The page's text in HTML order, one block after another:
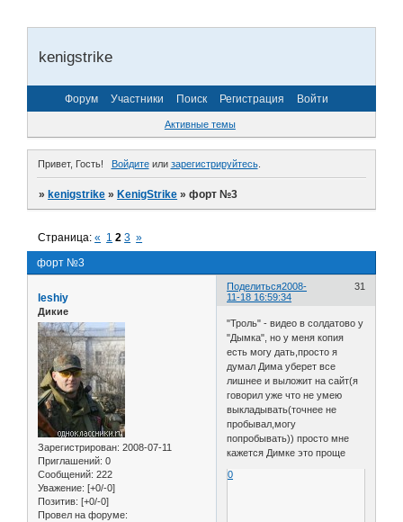
kenigstrike
Форум Участники Поиск Регистрация Войти
Активные темы
Привет, Гость! Войдитеили зарегистрируйтесь.
»kenigstrike »KenigStrike »форт №3
форт №3
Страница:« 1 2 3 »
Поделиться 31
2008-
11-18 16:59:34
leshiy
Дикие
Зарегистрирован: 2008-07-11
Приглашений: 0
Сообщений: 222
Уважение: [+0/-0]
Позитив: [+0/-0]
Провел на форуме:
"Троль" - видео в солдатово у
"Дымка", но у меня копия
есть могу дать,просто я
думал Дима уберет все
лишнее и выложит на сайт(я
говорил уже что не умею
выкладывать(точнее не
пробывал,могу
попробывать)) просто мне
кажется Димке это проще
0